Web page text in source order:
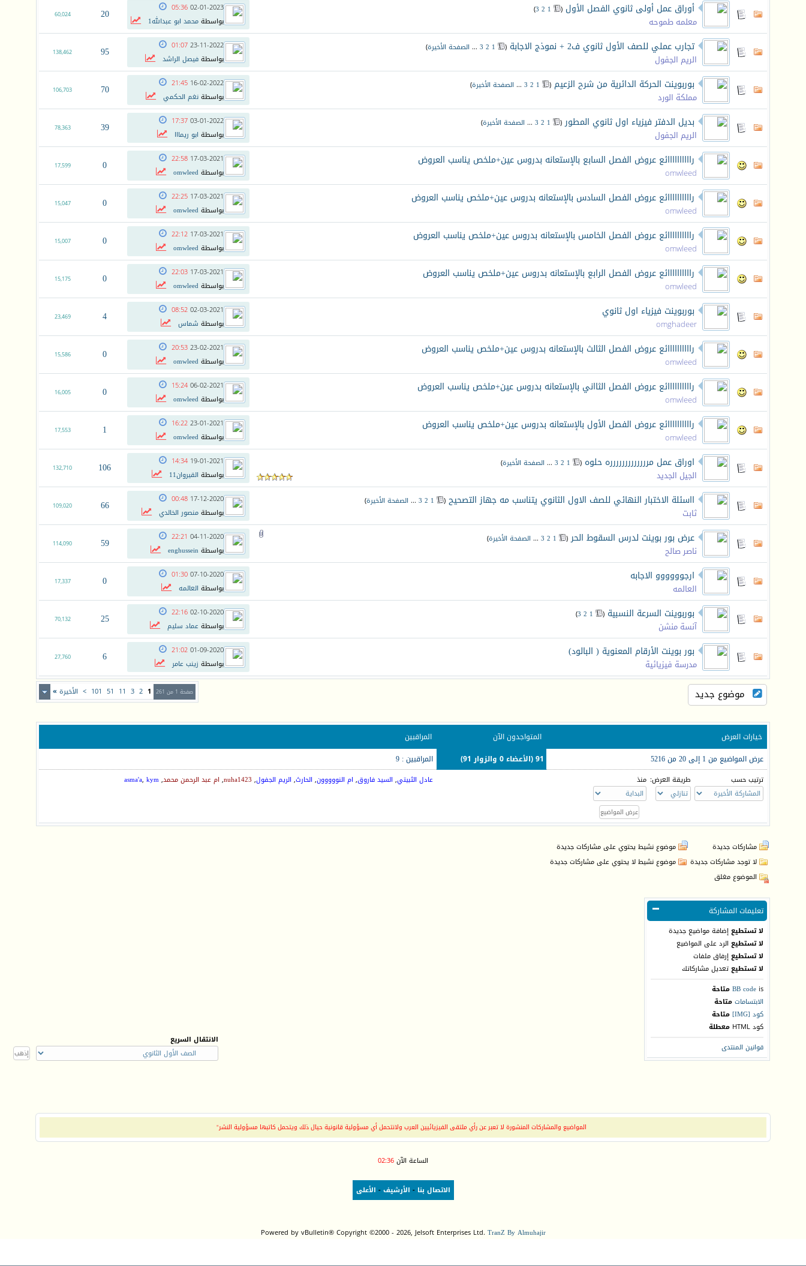
أوراق عمل أولى ثانوي الفصل الأول (
1
2
3
)
معلمه طموحه
02-01-2023
05:36
بواسطةمحمد ابو عبدالله1 20
60,024
تجارب عملي للصف الأول ثانوي ف2 + نموذج الاجابة (
1
2
3
... الصفحة الأخيرة)
الريم الجفول
23-11-2022
01:07
بواسطةفيصل الراشد 95
138,462
بوربوينت الحركة الدائرية من شرح الزعيم (
1
2
3
... الصفحة الأخيرة)
مملكة الورد
16-02-2022
21:45
بواسطةنغم الحكمي 70
106,703
بديل الدفتر فيزياء اول ثانوي المطور‏
(
1
2
3
... الصفحة الأخيرة)
الريم الجفول
03-01-2022
17:37
بواسطة ابو ريمااا 39
78,363
راااااااااائع عروض الفصل السابع بالإستعانه بدروس عين+ملخص يناسب العروض
omwleed
17-03-2021
22:58
بواسطةomwleed
0
17,599
راااااااااائع عروض الفصل السادس بالإستعانه بدروس عين+ملخص يناسب العروض
omwleed
17-03-2021
22:25
بواسطةomwleed
0
15,047
راااااااااائع عروض الفصل الخامس بالإستعانه بدروس عين+ملخص يناسب العروض
omwleed
17-03-2021
22:12
بواسطةomwleed
0
15,007
راااااااااائع عروض الفصل الرابع بالإستعانه بدروس عين+ملخص يناسب العروض
omwleed
17-03-2021
22:03
بواسطةomwleed
0
15,175
بوربوينت فيزياء اول ثانوي
omghadeer
02-03-2021
08:52
بواسطة شماس 4
23,469
راااااااااائع عروض الفصل الثالث بالإستعانه بدروس عين+ملخص يناسب العروض
omwleed
23-02-2021
20:53
بواسطةomwleed
0
15,586
راااااااااائع عروض الفصل الثااني بالإستعانه بدروس عين+ملخص يناسب العروض
omwleed
06-02-2021
15:24
بواسطةomwleed
0
16,005
راااااااااائع عروض الفصل الأول بالإستعانه بدروس عين+ملخص يناسب العروض
omwleed
23-01-2021
16:22
بواسطةomwleed
1
17,553
اوراق عمل مررررررررررررره حلوه (
1
2
3
... الصفحة الأخيرة)
الجيل الجديد
19-01-2021
14:34
بواسطة القيروان11 106
132,710
ااسئلة الاختبار النهائي للصف الاول الثانوي يتناسب مه جهاز التصحيح (
1
2
3
... الصفحة الأخيرة)
ثابت
17-12-2020
00:48
بواسطةمنصور الخالدي 66
109,020
عرض بور بوينت لدرس السقوط الحر‏
(
1
2
3
... الصفحة الأخيرة)
ناصر صالح
04-11-2020
22:21
بواسطةenghussein
59
114,090
ارجوووووو الاجابه
العالمه
07-10-2020
01:30
بواسطة العالمه 0
17,337
بوربوينت السرعة النسبية (
1
2
3
)
آنسة منشن
02-10-2020
22:16
بواسطةعماد سليم 25
70,132
بور بوينت الأرقام المعنوية ( البالود)
مدرسة فيزيائية
01-09-2020
21:02
بواسطة زينب عامر 6
27,760
موضوع جديد صفحة 1 من 261 1
2
3
11
51
101
> الأخيرة »
خيارات العرض المتواجدون الآن
المراقبين
عرض المواضيع من 1 إلى 20 من 5216
91 (الأعضاء 0 والزوار 91) المراقبين : 9
ترتيب حسب طريقة العرض: منذ عادل الثبيتي, السيد فاروق, ام النووووون, الحارث, الريم الجفول,
nuha1423
, ام عبد الرحمن محمد,
asma'a, kym
مشاركات جديدة
موضوع نشيط يحتوي على مشاركات جديدة
لا توجد مشاركات جديدة
موضوع نشيط لا يحتوي على مشاركات جديدة
الموضوع مغلق
تعليمات المشاركة
لا تستطيعإضافة مواضيع جديدة
لا تستطيع الرد على المواضيع
لا تستطيعإرفاق ملفات
لا تستطيعتعديل مشاركاتك
BB code is
متاحة
الابتساماتمتاحة
كود [IMG]
متاحة
كود HTML
معطلة
قوانين المنتدى
الانتقال السريع
المواضيع والمشاركات المنشورة لا تعبر عن رأي ملتقى الفيزيائيين العرب ولانتحمل أي مسؤولية قانونية حيال ذلك ويتحمل كاتبها مسؤولية النشر"
الساعة الآن02:36
الاتصال بنا - الأرشيف- الأعلى
Powered by vBulletin® Copyright ©2000 - 2026, Jelsoft Enterprises Ltd. TranZ By Almuhajir